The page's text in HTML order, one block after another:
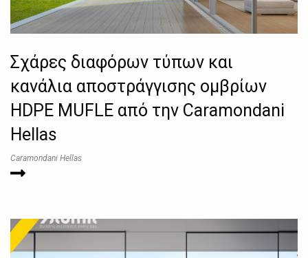
Σχάρες διαφόρων τύπων και
κανάλια αποστράγγισης ομβρίων
HDPE MUFLE από την Caramondani
Hellas
Caramondani Hellas